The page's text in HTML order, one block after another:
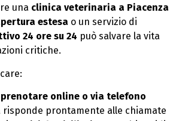
una clinica veterinaria a Piacenza
estesa o un servizio di
24 ore su 24 può salvare la vita
critiche.
prenotare online o via telefono
risponde prontamente alle chiamate